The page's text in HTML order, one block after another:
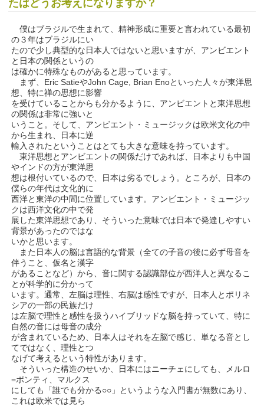
たはどうお考えになりますか？
僕はブラジルで生まれて、精神形成に重要と言われている最初
の３年はブラジルにい
たので少し典型的な日本人ではないと思いますが、アンビエント
と日本の関係というの
は確かに特殊なものがあると思っています。
まず、Eric SatieやJohn Cage, Brian Enoといった人々が東洋思
想、特に禅の思想に影響
を受けていることからも分かるように、アンビエントと東洋思想
の関係は非常に強いと
いうこと。そして、アンビエント・ミュージックは欧米文化の中
から生まれ、日本に逆
輸入されたということはとても大きな意味を持っています。
東洋思想とアンビエントの関係だけであれば、日本よりも中国
やインドの方が東洋思
想は根付いているので、日本は劣るでしょう。ところが、日本の
僕らの年代は文化的に
西洋と東洋の中間に位置しています。アンビエント・ミュージッ
クは西洋文化の中で発
展した東洋思想であり、そういった意味では日本で発達しやすい
背景があったのではな
いかと思います。
また日本人の脳は言語的な背景（全ての子音の後に必ず母音を
伴うこと、仮名と漢字
があることなど）から、音に関する認識部位が西洋人と異なるこ
とが科学的に分かって
います。通常、左脳は理性、右脳は感性ですが、日本人とポリネ
シアの一部の民族だけ
は左脳で理性と感性を扱うハイブリッドな脳を持っていて、特に
自然の音には母音の成分
が含まれているため、日本人はそれを左脳で感じ、単なる音とし
てではなく、理性とつ
なげて考えるという特性があります。
そういった構造のせいか、日本にはニーチェにしても、メルロ
=ポンティ、マルクス
にしても「誰でも分かる○○」というような入門書が無数にあり、
これは欧米では見ら